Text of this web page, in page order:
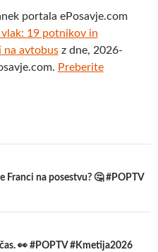
portala ePosavje.com
19 potnikov in
na avtobusz dne, 2026-
Preberite
Franci na posestvu? 🤔 #POPTV
👀 #POPTV #Kmetija2026